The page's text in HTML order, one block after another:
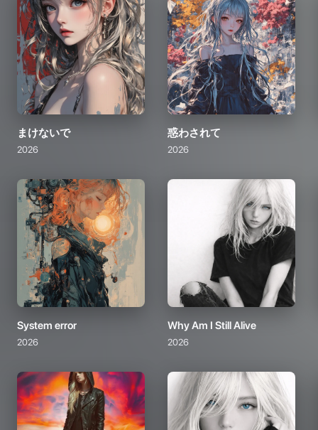
まけないで
2026
惑わされて
2026
System error
2026
Why Am I Still Alive
2026